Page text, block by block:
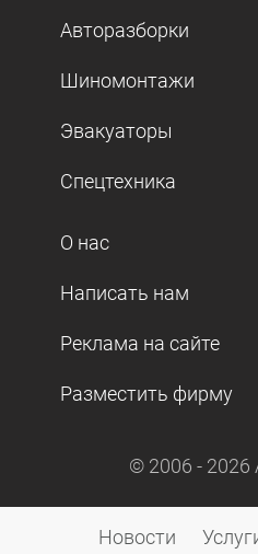
Авторазборки
Шиномонтажи
Эвакуаторы
Спецтехника
О нас
Написать нам
Реклама на сайте
Разместить фирму
© 2006 - 2026
Новости